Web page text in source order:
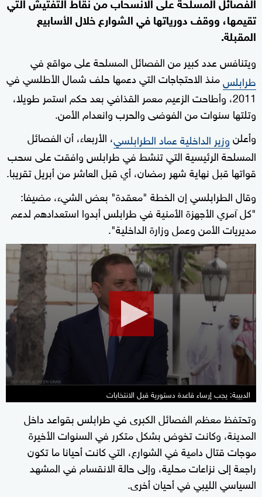
تقيمها، ووقف دورياتها في الشوارع خلال الأسابيع
المقبلة.
ويتنافس عدد كبير من الفصائل المسلحة على مواقع في
طرابلسمنذ الاحتجاجات التي دعمها حلف شمال الأطلسي في
2011، وأطاحت الزعيم معمر القذافي بعد حكم استمر طويلا،
وتلتها سنوات من الفوضى والحرب وانعدام الأمن.
وأعلنوزير الداخلية عماد الطرابلسي، الأربعاء، أن الفصائل
المسلحة الرئيسية التي تنشط في طرابلس وافقت على سحب
قواتها قبل نهاية شهر رمضان، أي قبل العاشر من أبريل تقريبا.
وقال الطرابلسي إن الخطة ‭"‬معقدة‭"‬ بعض الشيء، مضيفا:
"كل آمري الأجهزة الأمنية في طرابلس أبدوا استعدادهم لدعم
مديريات الأمن وعمل وزارة الداخلية".
0
seconds
of
minutes,
25
الدبيبة: يجب إرساء قاعدة دستورية قبل الانتخابات
وتحتفظ معظم الفصائل الكبرى في طرابلس بقواعد داخل
المدينة، وكانت تخوض بشكل متكرر في السنوات الأخيرة
موجات قتال دامية في الشوارع، التي كانت أحيانا ما تكون
راجعة إلى نزاعات محلية، وإلى حالة الانقسام في المشهد
السياسي الليبي في أحيان أخرى.